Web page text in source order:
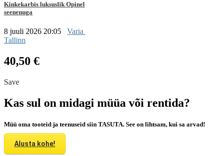
Kinkekarbis luksuslik Opinel
seenenuga
8 juuli 2026 20:05
Varia
Tallinn
40,50 €
Save
Kas sul on midagi müüa või rentida?
Müü oma tooteid ja teenuseid siin TASUTA. See on lihtsam, kui sa arvad!
Alusta kohe!